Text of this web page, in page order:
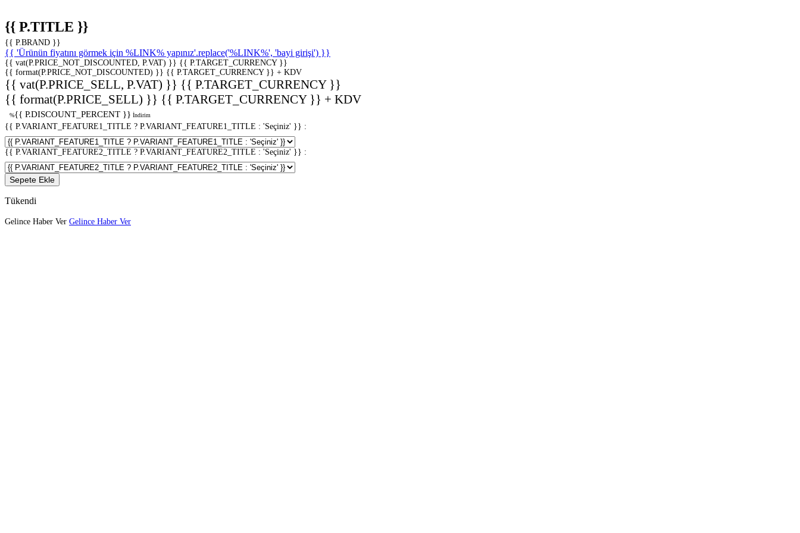
{{ P.TITLE }}
{{ P.BRAND }}
{{ 'Ürünün fiyatını görmek için %LINK% yapınız'.replace('%LINK%', 'bayi girişi') }}
{{ vat(P.PRICE_NOT_DISCOUNTED, P.VAT) }} {{ P.TARGET_CURRENCY }}
{{ format(P.PRICE_NOT_DISCOUNTED) }} {{ P.TARGET_CURRENCY }} + KDV
{{ vat(P.PRICE_SELL, P.VAT) }} {{ P.TARGET_CURRENCY }}
{{ format(P.PRICE_SELL) }} {{ P.TARGET_CURRENCY }} + KDV
%{{ P.DISCOUNT_PERCENT }} İndirim
{{ P.VARIANT_FEATURE1_TITLE ? P.VARIANT_FEATURE1_TITLE : 'Seçiniz' }} :
{{ P.VARIANT_FEATURE2_TITLE ? P.VARIANT_FEATURE2_TITLE : 'Seçiniz' }} :
Sepete Ekle
Tükendi
Gelince Haber Ver Gelince Haber Ver